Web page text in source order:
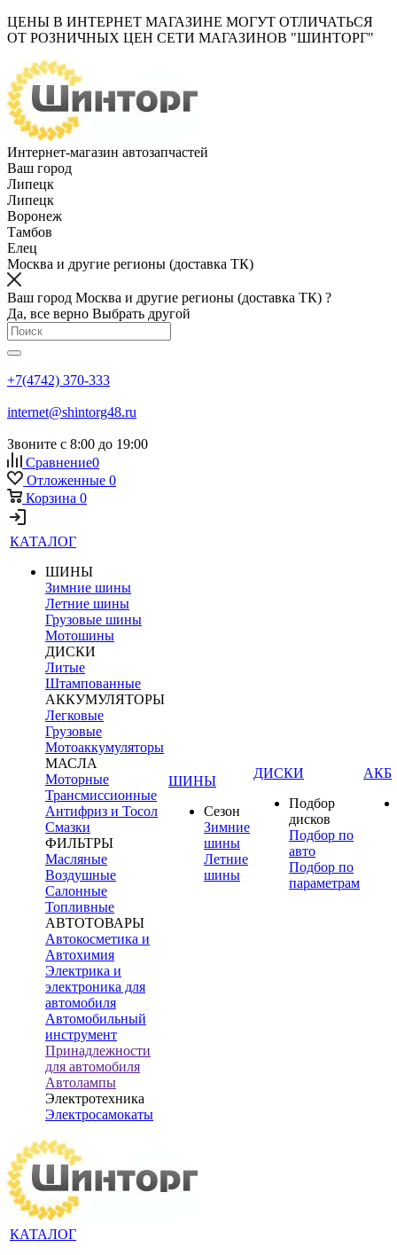
ЦЕНЫ В ИНТЕРНЕТ МАГАЗИНЕ МОГУТ ОТЛИЧАТЬСЯ
ОТ РОЗНИЧНЫХ ЦЕН СЕТИ МАГАЗИНОВ "ШИНТОРГ"
Интернет-магазин автозапчастей
Ваш город
Липецк
Липецк
Воронеж
Тамбов
Елец
Москва и другие регионы (доставка ТК)
Ваш город Москва и другие регионы (доставка ТК) ?
Да, все верно Выбрать другой
+7(4742) 370-333
internet@shintorg48.ru
Звоните с 8:00 до 19:00
Сравнение0
Отложенные 0
Корзина 0
КАТАЛОГ
ШИНЫ
Зимние шины
Летние шины
Грузовые шины
Мотошины
ДИСКИ
Литые
Штампованные
АККУМУЛЯТОРЫ
Легковые
Грузовые
Мотоаккумуляторы
МАСЛА
Моторные
Трансмиссионные
Антифриз и Тосол
Смазки
ФИЛЬТРЫ
Масляные
Воздушные
Салонные
Топливные
АВТОТОВАРЫ
Автокосметика и
Автохимия
Электрика и
электроника для
автомобиля
Автомобильный
инструмент
Принадлежности
для автомобиля
Автолампы
Электротехника
Электросамокаты
ШИНЫ
Сезон
Зимние
шины
Летние
шины
ДИСКИ
Подбор
дисков
Подбор по
авто
Подбор по
параметрам
АКБ
КАТАЛОГ